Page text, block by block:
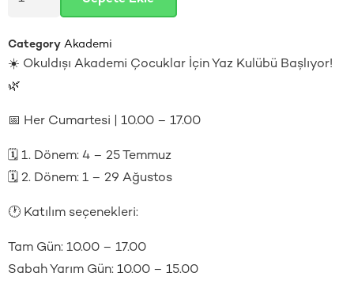
Category Akademi
☀️ Okuldışı Akademi Çocuklar İçin Yaz Kulübü Başlıyor!
🌿
📅 Her Cumartesi | 10.00 – 17.00
🗓️ 1. Dönem: 4 – 25 Temmuz
🗓️ 2. Dönem: 1 – 29 Ağustos
🕐 Katılım seçenekleri:
Tam Gün: 10.00 – 17.00
Sabah Yarım Gün: 10.00 – 15.00